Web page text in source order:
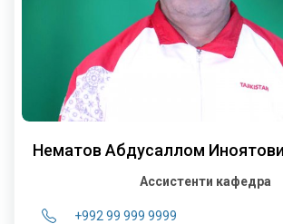
Нематов Абдусаллом
Ассистенти кафедра
+992 99 999 9999